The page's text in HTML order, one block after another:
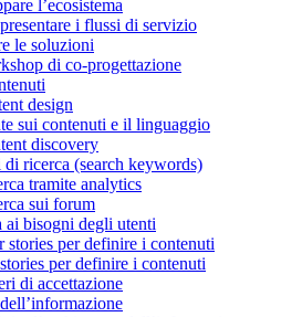
l’ecosistema
i flussi di servizio
le soluzioni
di co-progettazione
design
sui contenuti e il linguaggio
discovery
ricerca (search keywords)
tramite analytics
sui forum
ai bisogni degli utenti
stories per definire i contenuti
per definire i contenuti
di accettazione